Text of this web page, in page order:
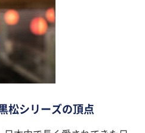
松シリーズの頂点